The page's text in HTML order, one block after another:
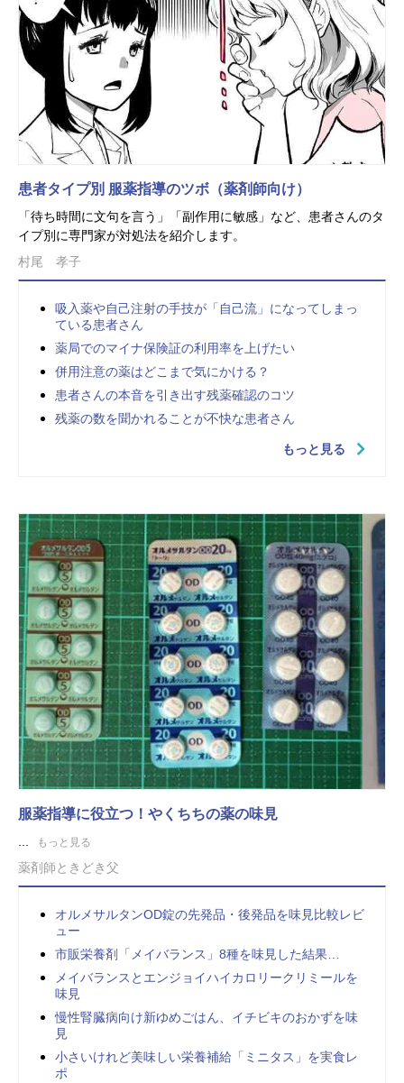
患者タイプ別 服薬指導のツボ（薬剤師向け）
「待ち時間に文句を言う」「副作用に敏感」など、患者さんのタ
イプ別に専門家が対処法を紹介します。
村尾 孝子
吸入薬や自己注射の手技が「自己流」になってしまっ
ている患者さん
薬局でのマイナ保険証の利用率を上げたい
併用注意の薬はどこまで気にかける？
患者さんの本音を引き出す残薬確認のコツ
残薬の数を聞かれることが不快な患者さん
もっと見る
服薬指導に役立つ！やくちちの薬の味見
もっと見る
薬剤師ときどき父
オルメサルタンOD錠の先発品・後発品を味見比較レビ
ュー
市販栄養剤「メイバランス」8種を味見した結果…
メイバランスとエンジョイハイカロリークリミールを
味見
慢性腎臓病向け新ゆめごはん、イチビキのおかずを味
見
小さいけれど美味しい栄養補給「ミニタス」を実食レ
ポ